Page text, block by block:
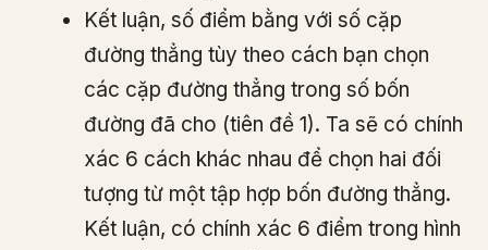
Kết luận, số điểm bằng với số cặp
đường thẳng tùy theo cách bạn chọn
các cặp đường thẳng trong số bốn
đường đã cho (tiên đề 1). Ta sẽ có chính
xác 6 cách khác nhau để chọn hai đối
tượng từ một tập hợp bốn đường thẳng.
Kết luận, có chính xác 6 điểm trong hình